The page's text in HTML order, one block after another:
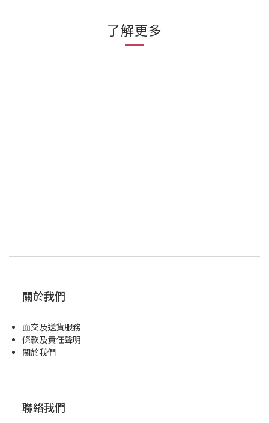
了解更多
關於我們
面交及送貨服務
條款及責任聲明
關於我們
聯絡我們